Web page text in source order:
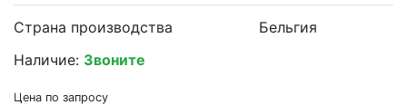
Страна производства
Бельгия
Наличие: Звоните
Цена по запросу